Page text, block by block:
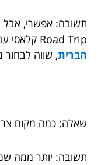
תשובה: אפשרי, אבל
Road Trip קלאסי עם חברת
הברית, שווה
שאלה: כמה מקום
תשובה: יותר ממה